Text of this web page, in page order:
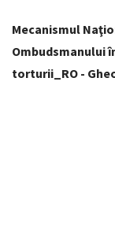
Mecanismul
Ombudsmanului
torturii_RO -